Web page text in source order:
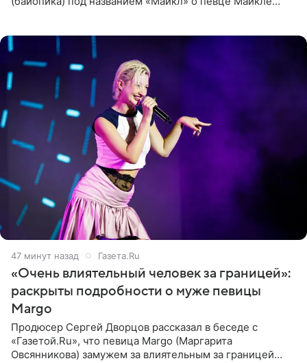
47 минут назад Газета.Ru
«Очень влиятельный человек за границей»:
раскрыты подробности о муже певицы
Margo
Продюсер Сергей Дворцов рассказал в беседе с
«Газетой.Ru», что певица Margo (Маргарита
Овсянникова) замужем за влиятельным за границей